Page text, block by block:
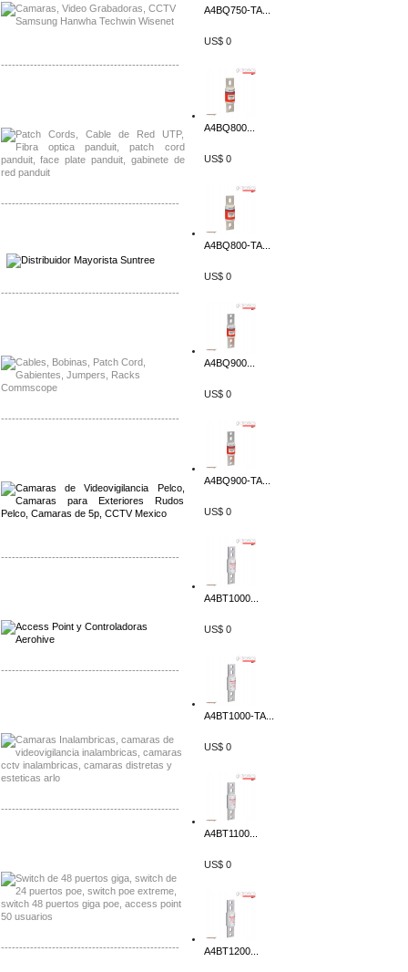
-------------------------------------------------
-------------------------------------------------
-------------------------------------------------
-------------------------------------------------
-------------------------------------------------
-------------------------------------------------
-------------------------------------------------
-------------------------------------------------
A4BQ750-TA...
US$ 0
A4BQ800...
US$ 0
A4BQ800-TA...
US$ 0
A4BQ900...
US$ 0
A4BQ900-TA...
US$ 0
A4BT1000...
US$ 0
A4BT1000-TA...
US$ 0
A4BT1100...
US$ 0
A4BT1200...